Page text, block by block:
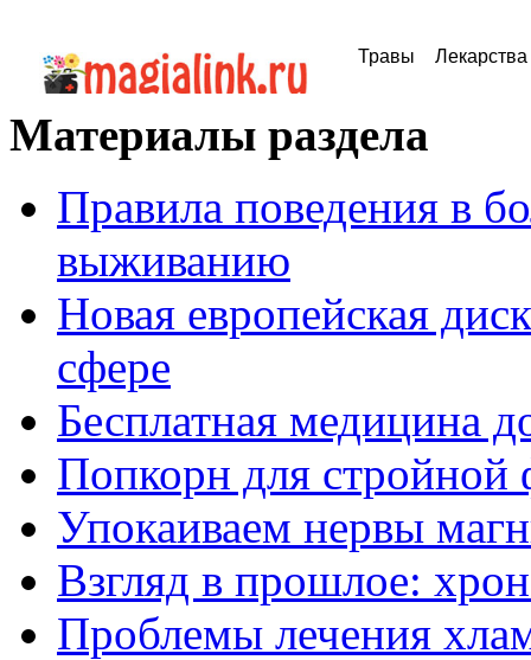
Травы Лекарства
Материалы раздела
Правила поведения в
выживанию
Новая европейская
сфере
Бесплатная медицина
Попкорн для стройной
Упокаиваем нервы
Взгляд в прошлое:
Проблемы лечения